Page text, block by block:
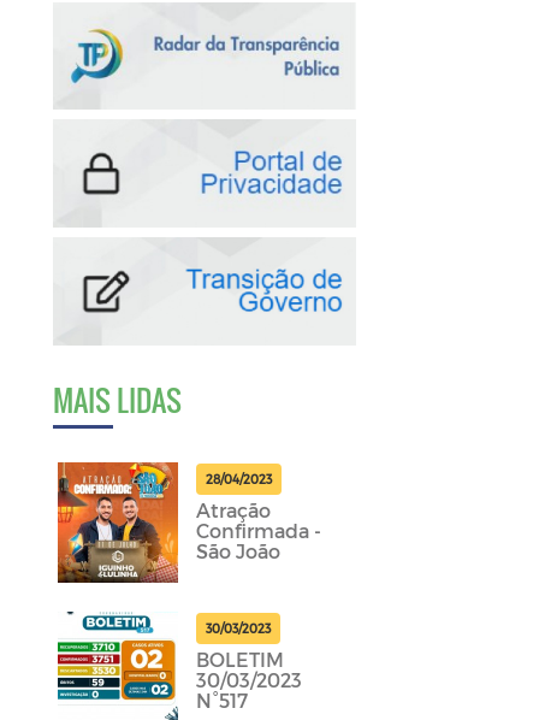
MAIS LIDAS
28/04/2023
Atração
Confirmada -
São João
30/03/2023
BOLETIM
30/03/2023
N°517